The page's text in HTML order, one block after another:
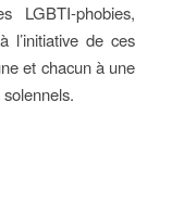
LGBTI-phobies,
l’initiative de ces
et chacun à une